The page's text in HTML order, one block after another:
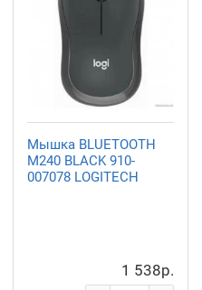
Мышка BLUETOOTH
M240 BLACK 910-
007078 LOGITECH
1 538р.